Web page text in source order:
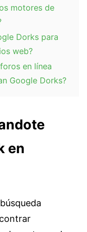
motores de
Dorks para
web?
en línea
Google Dorks?
en